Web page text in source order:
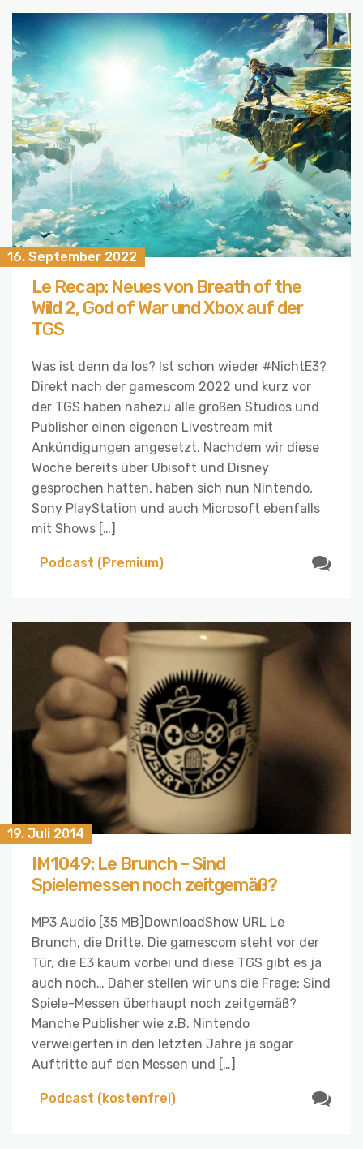
16. September 2022
Le Recap: Neues von Breath of the
Wild 2, God of War und Xbox auf der
TGS
Was ist denn da los? Ist schon wieder #NichtE3?
Direkt nach der gamescom 2022 und kurz vor
der TGS haben nahezu alle großen Studios und
Publisher einen eigenen Livestream mit
Ankündigungen angesetzt. Nachdem wir diese
Woche bereits über Ubisoft und Disney
gesprochen hatten, haben sich nun Nintendo,
Sony PlayStation und auch Microsoft ebenfalls
mit Shows […]
Podcast (Premium)
19. Juli 2014
IM1049: Le Brunch – Sind
Spielemessen noch zeitgemäß?
MP3 Audio [35 MB]DownloadShow URL Le
Brunch, die Dritte. Die gamescom steht vor der
Tür, die E3 kaum vorbei und diese TGS gibt es ja
auch noch… Daher stellen wir uns die Frage: Sind
Spiele-Messen überhaupt noch zeitgemäß?
Manche Publisher wie z.B. Nintendo
verweigerten in den letzten Jahre ja sogar
Auftritte auf den Messen und […]
Podcast (kostenfrei)